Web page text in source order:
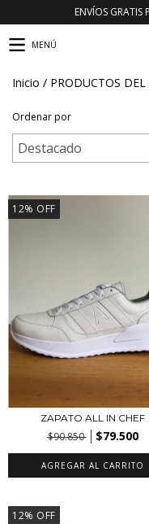
ENVÍOS GRATIS
MENÚ
Inicio / PRODUCTOS DEL
Ordenar por
12% OFF
ZAPATO ALL IN CHEF
$90.850 $79.500
AGREGAR AL CARRITO
12% OFF